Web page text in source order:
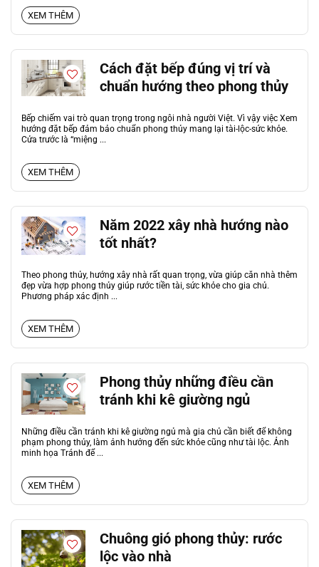
XEM THÊM
Cách đặt bếp đúng vị trí và
chuẩn hướng theo phong thủy
Bếp chiếm vai trò quan trọng trong ngôi nhà người Việt. Vì vậy việc Xem
hướng đặt bếp đảm bảo chuẩn phong thủy mang lại tài-lộc-sức khỏe.
Cửa trước là “miệng ...
XEM THÊM
Năm 2022 xây nhà hướng nào
tốt nhất?
Theo phong thủy, hướng xây nhà rất quan trọng, vừa giúp căn nhà thêm
đẹp vừa hợp phong thủy giúp rước tiền tài, sức khỏe cho gia chủ.
Phương pháp xác định ...
XEM THÊM
Phong thủy những điều cần
tránh khi kê giường ngủ
Những điều cần tránh khi kê giường ngủ mà gia chủ cần biết để không
phạm phong thủy, làm ảnh hưởng đến sức khỏe cũng như tài lộc. Ảnh
minh họa Tránh để ...
XEM THÊM
Chuông gió phong thủy: rước
lộc vào nhà